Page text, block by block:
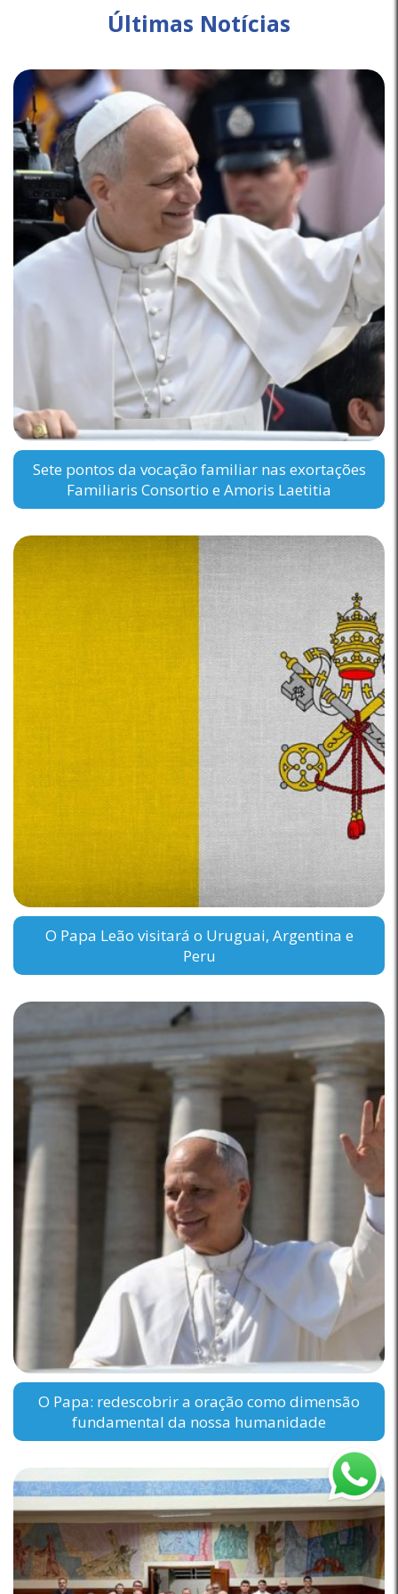
Últimas Notícias
Sete pontos da vocação familiar nas exortações
Familiaris Consortio e Amoris Laetitia
O Papa Leão visitará o Uruguai, Argentina e
Peru
O Papa: redescobrir a oração como dimensão
fundamental da nossa humanidade